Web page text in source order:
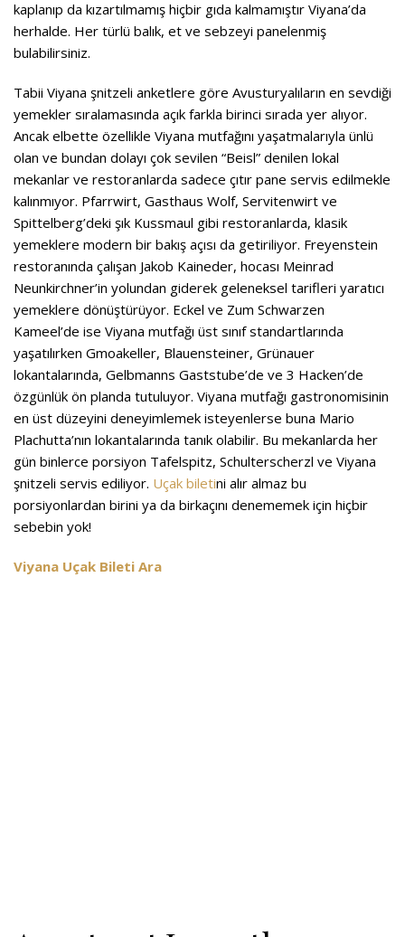
kaplanıp da kızartılmamış hiçbir gıda kalmamıştır Viyana’da
herhalde. Her türlü balık, et ve sebzeyi panelenmiş
bulabilirsiniz.
Tabii Viyana şnitzeli anketlere göre Avusturyalıların en sevdiği
yemekler sıralamasında açık farkla birinci sırada yer alıyor.
Ancak elbette özellikle Viyana mutfağını yaşatmalarıyla ünlü
olan ve bundan dolayı çok sevilen “Beisl” denilen lokal
mekanlar ve restoranlarda sadece çıtır pane servis edilmekle
kalınmıyor. Pfarrwirt, Gasthaus Wolf, Servitenwirt ve
Spittelberg’deki şık Kussmaul gibi restoranlarda, klasik
yemeklere modern bir bakış açısı da getiriliyor. Freyenstein
restoranında çalışan Jakob Kaineder, hocası Meinrad
Neunkirchner’in yolundan giderek geleneksel tarifleri yaratıcı
yemeklere dönüştürüyor. Eckel ve Zum Schwarzen
Kameel’de ise Viyana mutfağı üst sınıf standartlarında
yaşatılırken Gmoakeller, Blauensteiner, Grünauer
lokantalarında, Gelbmanns Gaststube’de ve 3 Hacken’de
özgünlük ön planda tutuluyor. Viyana mutfağı gastronomisinin
en üst düzeyini deneyimlemek isteyenlerse buna Mario
Plachutta’nın lokantalarında tanık olabilir. Bu mekanlarda her
gün binlerce porsiyon Tafelspitz, Schulterscherzl ve Viyana
şnitzeli servis ediliyor. Uçak biletini alır almaz bu
porsiyonlardan birini ya da birkaçını denememek için hiçbir
sebebin yok!
Viyana Uçak Bileti Ara